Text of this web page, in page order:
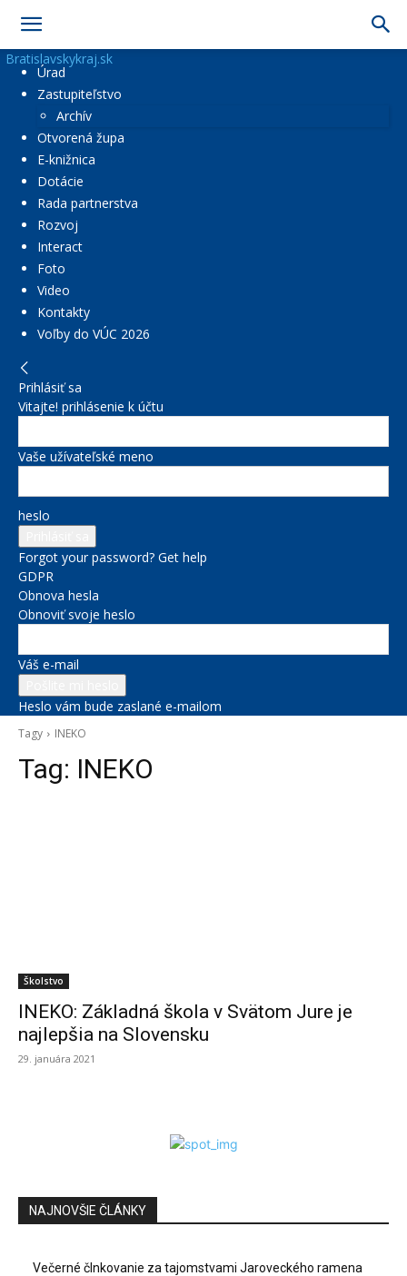
Bratislavskykraj.sk
Úrad
Zastupiteľstvo
Archív
Otvorená župa
E-knižnica
Dotácie
Rada partnerstva
Rozvoj
Interact
Foto
Video
Kontakty
Voľby do VÚC 2026
Prihlásiť sa
Vitajte! prihlásenie k účtu
Vaše užívateľské meno
heslo
Forgot your password? Get help
GDPR
Obnova hesla
Obnoviť svoje heslo
Váš e-mail
Heslo vám bude zaslané e-mailom
Tagy INEKO
Tag: INEKO
Školstvo
INEKO: Základná škola v Svätom Jure je
najlepšia na Slovensku
29. januára 2021
NAJNOVŠIE ČLÁNKY
Večerné člnkovanie za tajomstvami Jaroveckého ramena